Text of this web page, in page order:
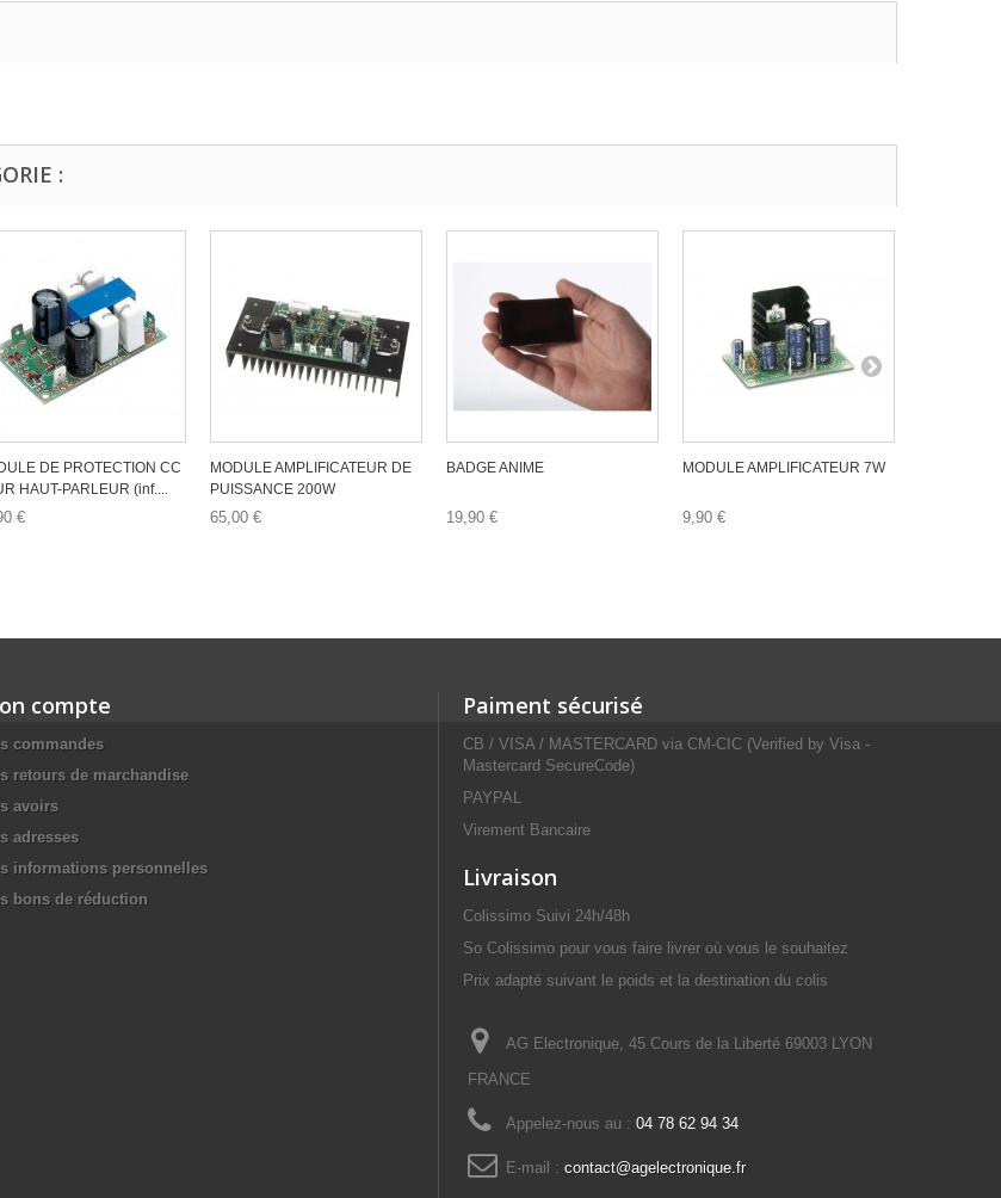
:
DE PROTECTION CC
HAUT-PARLEUR (inf....
€
MODULE AMPLIFICATEUR DE
PUISSANCE 200W
65,00 €
BADGE ANIME
19,90 €
MODULE AMPLIFICATEUR 7W
9,90 €
compte
commandes
retours de marchandise
avoirs
adresses
informations personnelles
bons de réduction
Paiment sécurisé
CB / VISA / MASTERCARD via CM-CIC (Verified by Visa -
Mastercard SecureCode)
PAYPAL
Virement Bancaire
Livraison
Colissimo Suivi 24h/48h
So Colissimo pour vous faire livrer où vous le souhaitez
Prix adapté suivant le poids et la destination du colis
AG Electronique, 45 Cours de la Liberté 69003 LYON
FRANCE
Appelez-nous au : 04 78 62 94 34
E-mail : contact@agelectronique.fr